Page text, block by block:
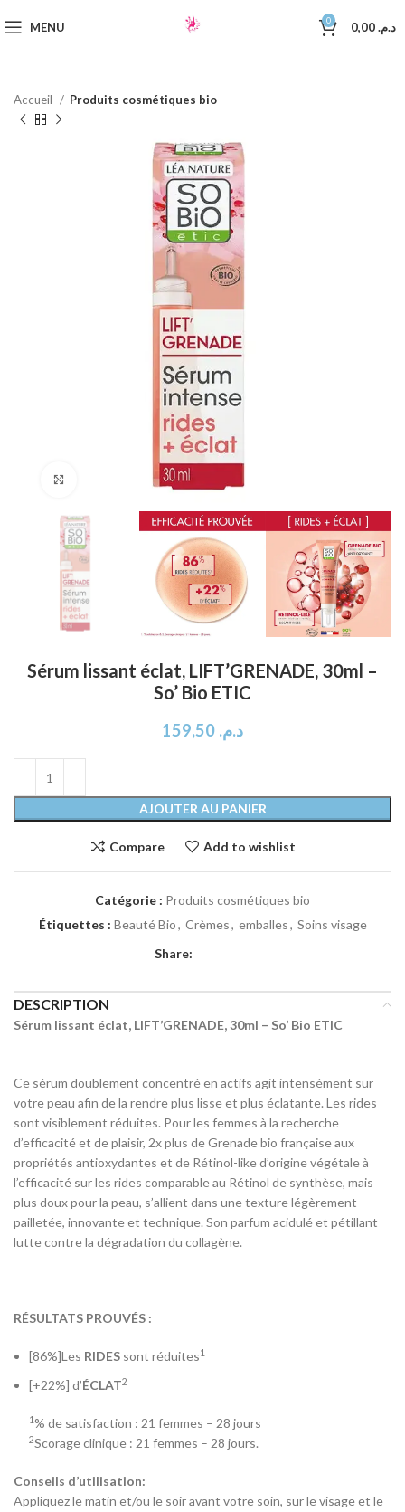
MENU 0 د.م.
Accueil Produits cosmétiques bio
Click to enlarge
Sérum lissant éclat, LIFT’GRENADE, 30ml –
So’ Bio ETIC
د.م.
AJOUTER AU PANIER
Compare Add to wishlist
Catégorie : Produits cosmétiques bio
Étiquettes : Beauté Bio, Crèmes, emballes, Soins visage
Share:
DESCRIPTION
Sérum lissant éclat, LIFT’GRENADE, 30ml – So’ Bio ETIC
Ce sérum doublement concentré en actifs agit intensément sur
votre peau afin de la rendre plus lisse et plus éclatante. Les rides
sont visiblement réduites. Pour les femmes à la recherche
d’efficacité et de plaisir, 2x plus de Grenade bio française aux
propriétés antioxydantes et de Rétinol-like d’origine végétale à
l’efficacité sur les rides comparable au Rétinol de synthèse, mais
plus doux pour la peau, s’allient dans une texture légèrement
pailletée, innovante et technique. Son parfum acidulé et pétillant
lutte contre la dégradation du collagène.
RÉSULTATS PROUVÉS :
[86%]Les RIDES sont réduites1
[+22%] d’ÉCLAT2
1% de satisfaction : 21 femmes – 28 jours
2Scorage clinique : 21 femmes – 28 jours.
Conseils d’utilisation:
Appliquez le matin et/ou le soir avant votre soin, sur le visage et le